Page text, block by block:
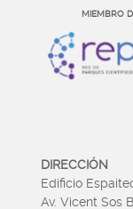
MIEMBRO
DIRECCIÓN
Edificio
Av. Vicent Sos